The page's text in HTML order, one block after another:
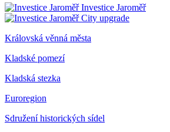
Investice Jaroměř
City upgrade
Královská věnná města
Kladské pomezí
Kladská stezka
Euroregion
Sdružení historických sídel